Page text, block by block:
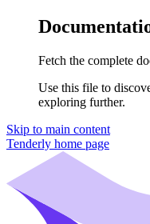
Fetch the complete
Use this file to
exploring further.
Skip to main content
Tenderly home page